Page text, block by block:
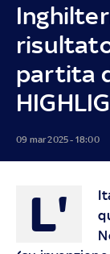
partita
09 mar 2025 - 18:00
L'